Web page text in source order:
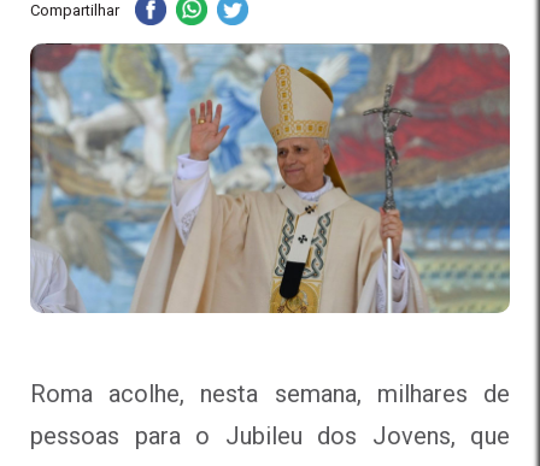
Compartilhar
Roma acolhe, nesta semana, milhares de
pessoas para o Jubileu dos Jovens, que